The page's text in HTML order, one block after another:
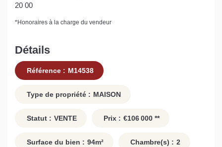
20 00
*Honoraires à la charge du vendeur
Détails
Référence : M14538
Type de propriété : MAISON
Statut : VENTE Prix : €106 000 **
Surface du bien : 94m² Chambre(s) : 2